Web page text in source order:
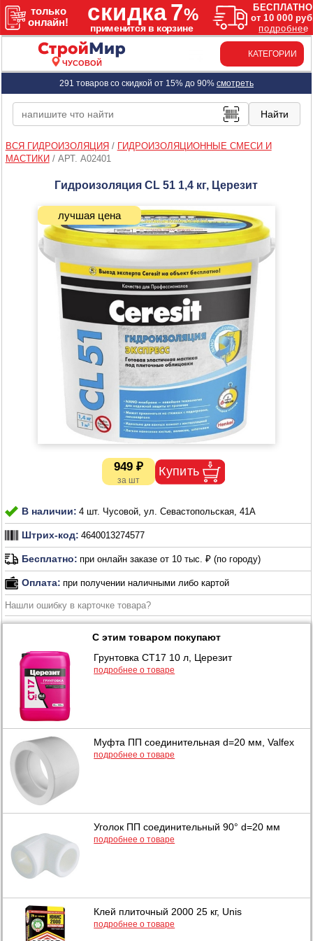
ЧУСОВОЙ
КАТЕГОРИИ
291 товаров со скидкой от 15% до 90% смотреть
ВСЯ ГИДРОИЗОЛЯЦИЯ / ГИДРОИЗОЛЯЦИОННЫЕ СМЕСИ И
МАСТИКИ / АРТ. A02401
Гидроизоляция CL 51 1,4 кг, Церезит
949 ₽
В наличии: 4 шт. Чусовой, ул. Севастопольская, 41А
Штрих-код: 4640013274577
Бесплатно: при онлайн заказе от 10 тыс. ₽ (по городу)
Оплата: при получении наличными либо картой
Нашли ошибку в карточке товара?
С этим товаром покупают
Грунтовка СТ17 10 л, Церезит
подробнее о товаре
Муфта ПП соединительная d=20 мм, Valfex
подробнее о товаре
Уголок ПП соединительный 90° d=20 мм
подробнее о товаре
Клей плиточный 2000 25 кг, Unis
подробнее о товаре